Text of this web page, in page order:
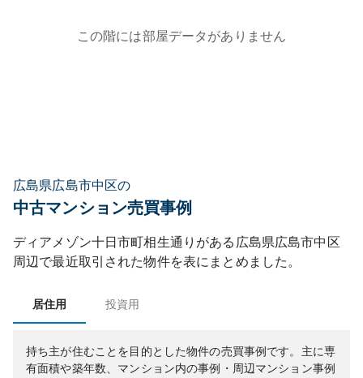
この階には部屋データがありません
広島県広島市中区の
中古マンション売買事例
ディアメゾン十日市町相生通り がある 広島県広島市中区
周辺で最近取引された物件を表にまとめました。
居住用 投資用
持ち主が住むことを目的とした物件の売買事例です。 主に専
有面積や築年数、マンション内の事例・周辺マンション事例